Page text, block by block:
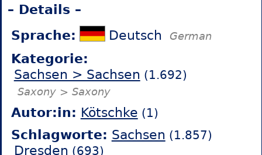
– Details –
Sprache:
Deutsch German
Kategorie:
Sachsen > Sachsen (1.692)
Saxony > Saxony
Autor:in: Kötschke (1)
Schlagworte: Sachsen (1.857)
Dresden (693)